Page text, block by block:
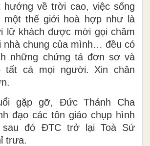
hướng về trời cao, việc sống
một thế giới hoà hợp như là
lữ khách được mời gọi chăm
nhà chung của mình… đều có
những chứng tá đơn sơ và
tất cả mọi người. Xin chân
gặp gỡ, Đức Thánh Cha
đạo các tôn giáo chụp hình
sau đó ĐTC trở lại Toà Sứ
trưa.